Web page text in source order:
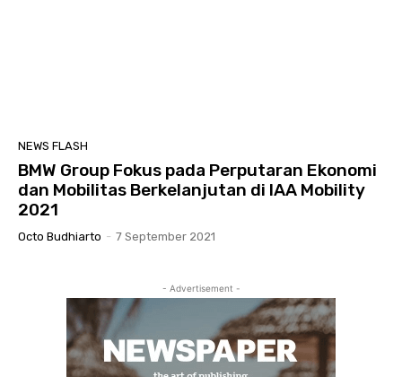
NEWS FLASH
BMW Group Fokus pada Perputaran Ekonomi
dan Mobilitas Berkelanjutan di IAA Mobility
2021
Octo Budhiarto - 7 September 2021
- Advertisement -